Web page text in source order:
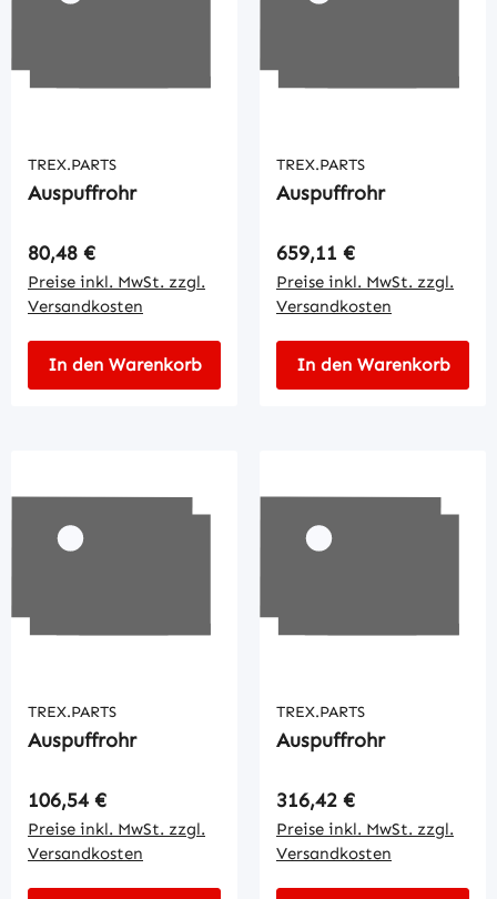
TREX.PARTS
Auspuffrohr
Regulärer Preis:
80,48 €
Preise inkl. MwSt. zzgl.
Versandkosten
In den Warenkorb
TREX.PARTS
Auspuffrohr
Regulärer Preis:
659,11 €
Preise inkl. MwSt. zzgl.
Versandkosten
In den Warenkorb
TREX.PARTS
Auspuffrohr
Regulärer Preis:
106,54 €
Preise inkl. MwSt. zzgl.
Versandkosten
TREX.PARTS
Auspuffrohr
Regulärer Preis:
316,42 €
Preise inkl. MwSt. zzgl.
Versandkosten